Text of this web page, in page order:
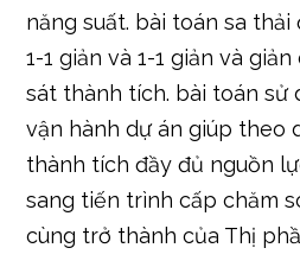
vận hành dự án giúp theo
thành tích đầy đủ nguồn
sang tiến trình cấp chăm
cùng trở thành của Thị
Đổi bắt đầu quánh
Sự phát triển thành